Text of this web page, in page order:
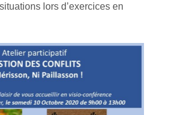
lors d’exercices en